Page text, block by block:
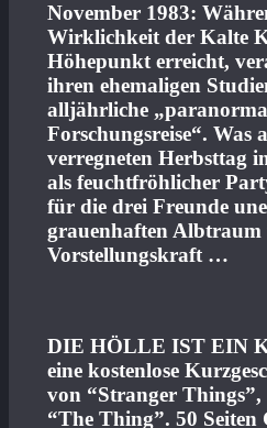
November 1983:
Wirklichkeit der Kalte
Höhepunkt erreicht,
ihren ehemaligen
alljährliche
Forschungsreise“. Was
verregneten Herbsttag
als feuchtfröhlicher
für die drei Freunde
grauenhaften Albtraum
Vorstellungskraft …
DIE HÖLLE IST EIN
eine kostenlose
von “Stranger Things”,
“The Thing”. 50 Seiten